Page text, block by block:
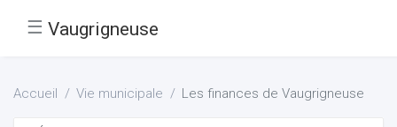
☰ Vaugrigneuse
Accueil Vie municipale Les finances de Vaugrigneuse